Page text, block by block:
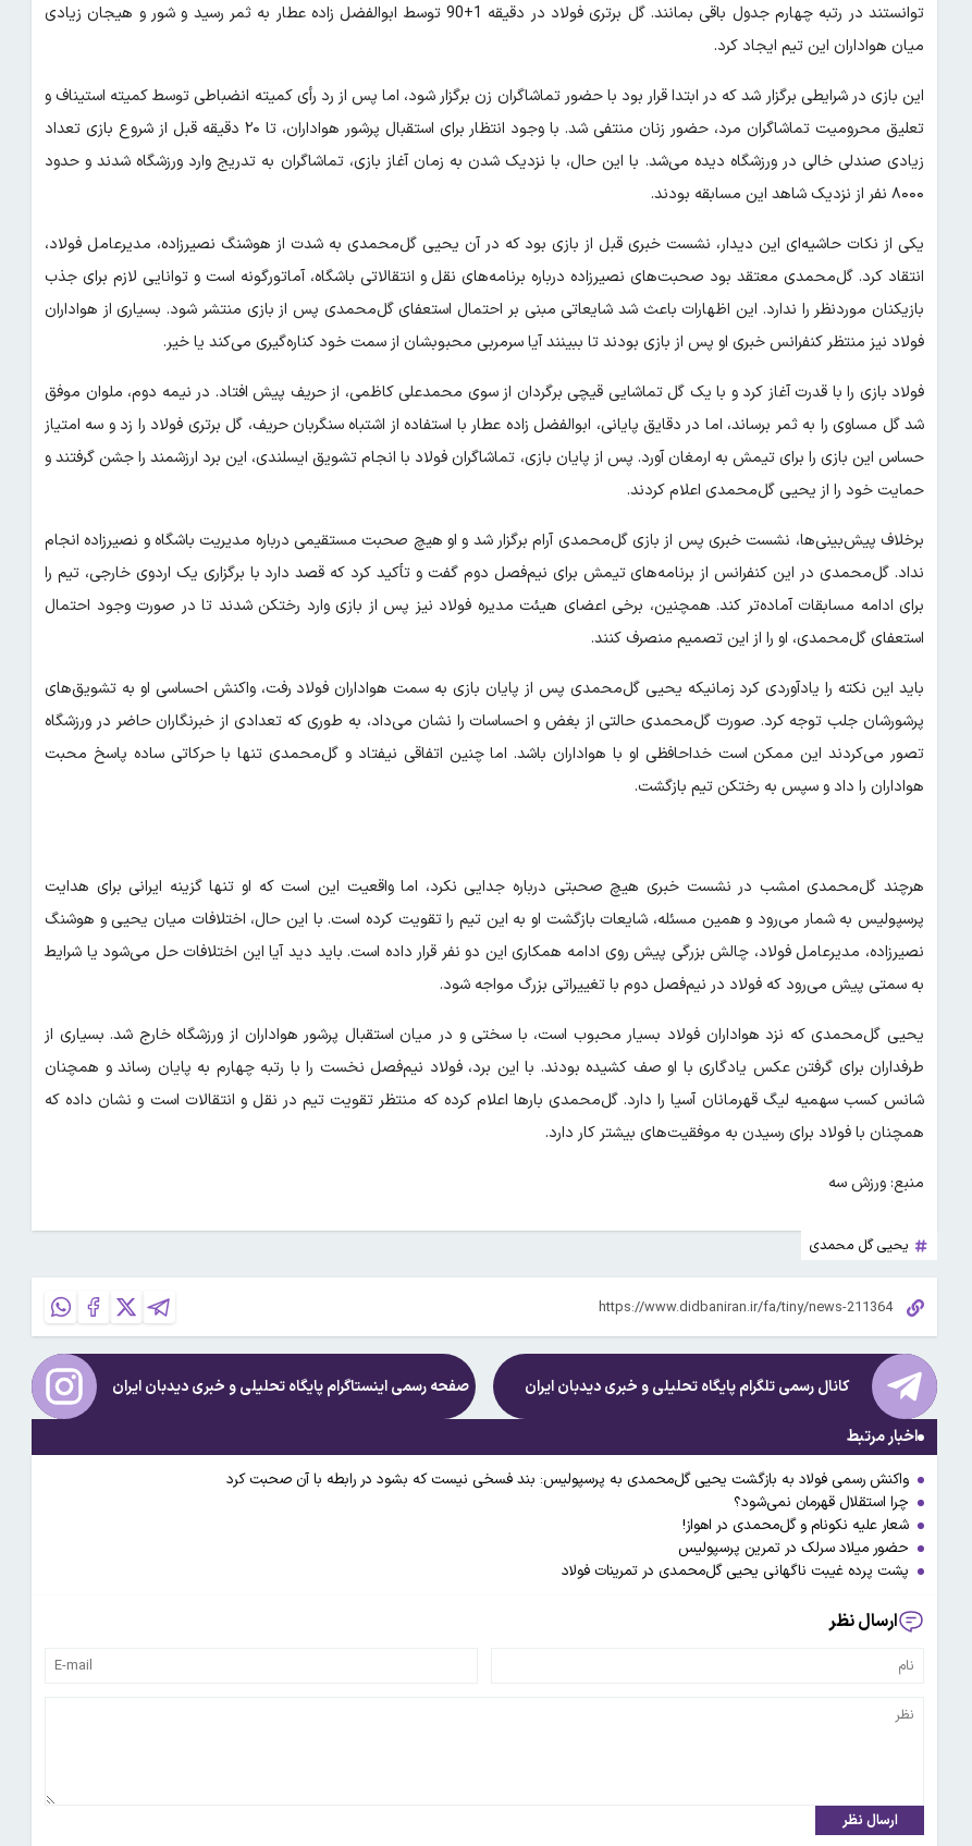
توانستند در رتبه چهارم جدول باقی بمانند. گل برتری فولاد در دقیقه 1+90 توسط ابوالفضل زاده عطار به ثمر رسید و شور و هیجان زیادی
میان هواداران این تیم ایجاد کرد.
این بازی در شرایطی برگزار شد که در ابتدا قرار بود با حضور تماشاگران زن برگزار شود، اما پس از رد رأی کمیته انضباطی توسط کمیته استیناف و
تعلیق محرومیت تماشاگران مرد، حضور زنان منتفی شد. با وجود انتظار برای استقبال پرشور هواداران، تا ۲۰ دقیقه قبل از شروع بازی تعداد
زیادی صندلی خالی در ورزشگاه دیده می‌شد. با این حال، با نزدیک شدن به زمان آغاز بازی، تماشاگران به تدریج وارد ورزشگاه شدند و حدود
۸۰۰۰ نفر از نزدیک شاهد این مسابقه بودند.
یکی از نکات حاشیه‌ای این دیدار، نشست خبری قبل از بازی بود که در آن یحیی گل‌محمدی به شدت از هوشنگ نصیرزاده، مدیرعامل فولاد،
انتقاد کرد. گل‌محمدی معتقد بود صحبت‌های نصیرزاده درباره برنامه‌های نقل و انتقالاتی باشگاه، آماتورگونه است و توانایی لازم برای جذب
بازیکنان موردنظر را ندارد. این اظهارات باعث شد شایعاتی مبنی بر احتمال استعفای گل‌محمدی پس از بازی منتشر شود. بسیاری از هواداران
فولاد نیز منتظر کنفرانس خبری او پس از بازی بودند تا ببینند آیا سرمربی محبوبشان از سمت خود کناره‌گیری می‌کند یا خیر.
فولاد بازی را با قدرت آغاز کرد و با یک گل تماشایی قیچی برگردان از سوی محمدعلی کاظمی، از حریف پیش افتاد. در نیمه دوم، ملوان موفق
شد گل مساوی را به ثمر برساند، اما در دقایق پایانی، ابوالفضل زاده عطار با استفاده از اشتباه سنگربان حریف، گل برتری فولاد را زد و سه امتیاز
حساس این بازی را برای تیمش به ارمغان آورد. پس از پایان بازی، تماشاگران فولاد با انجام تشویق ایسلندی، این برد ارزشمند را جشن گرفتند و
حمایت خود را از یحیی گل‌محمدی اعلام کردند.
برخلاف پیش‌بینی‌ها، نشست خبری پس از بازی گل‌محمدی آرام برگزار شد و او هیچ صحبت مستقیمی درباره مدیریت باشگاه و نصیرزاده انجام
نداد. گل‌محمدی در این کنفرانس از برنامه‌های تیمش برای نیم‌فصل دوم گفت و تأکید کرد که قصد دارد با برگزاری یک اردوی خارجی، تیم را
برای ادامه مسابقات آماده‌تر کند. همچنین، برخی اعضای هیئت مدیره فولاد نیز پس از بازی وارد رختکن شدند تا در صورت وجود احتمال
استعفای گل‌محمدی، او را از این تصمیم منصرف کنند.
باید‌ این نکته را یادآوردی کرد زمانیکه یحیی گل‌محمدی پس از پایان بازی به سمت هواداران فولاد رفت، واکنش احساسی او به تشویق‌های
پرشورشان جلب توجه کرد. صورت گل‌محمدی حالتی از بغض و احساسات را نشان می‌داد، به طوری که تعدادی از خبرنگاران حاضر در ورزشگاه
تصور می‌کردند این ممکن است خداحافظی او با هواداران باشد. اما چنین اتفاقی نیفتاد و گل‌محمدی تنها با حرکاتی ساده پاسخ محبت
هواداران را داد و سپس به رختکن تیم بازگشت.
هرچند گل‌محمدی امشب در نشست خبری هیچ صحبتی درباره جدایی نکرد، اما واقعیت این است که او تنها گزینه ایرانی برای هدایت
پرسپولیس به شمار می‌رود و همین مسئله، شایعات بازگشت او به این تیم را تقویت کرده است. با این حال، اختلافات میان یحیی و هوشنگ
نصیرزاده، مدیرعامل فولاد، چالش بزرگی پیش روی ادامه همکاری این دو نفر قرار داده است. باید دید آیا این اختلافات حل می‌شود یا شرایط
به سمتی پیش می‌رود که فولاد در نیم‌فصل دوم با تغییراتی بزرگ مواجه شود.
یحیی گل‌محمدی که نزد هواداران فولاد بسیار محبوب است، با سختی و در میان استقبال پرشور هواداران از ورزشگاه خارج شد. بسیاری از
طرفداران برای گرفتن عکس یادگاری با او صف کشیده بودند. با این برد، فولاد نیم‌فصل نخست را با رتبه چهارم به پایان رساند و همچنان
شانس کسب سهمیه لیگ قهرمانان آسیا را دارد. گل‌محمدی بارها اعلام کرده که منتظر تقویت تیم در نقل و انتقالات است و نشان داده که
همچنان با فولاد برای رسیدن به موفقیت‌های بیشتر کار دارد.
منبع: ورزش سه
یحیی گل محمدی
کانال رسمی تلگرام پایگاه تحلیلی و خبریدیدبان ایران صفحه رسمی اینستاگرام پایگاه تحلیلی و خبریدیدبان ایران
اخبار مرتبط
واکنش رسمی فولاد به بازگشت یحیی گل‌محمدی به پرسپولیس: بند فسخی نیست که بشود در رابطه با آن صحبت کرد
چرا استقلال قهرمان نمی‌شود؟
شعار علیه نکونام و گل‌محمدی در اهواز!
حضور میلاد سرلک در تمرین پرسپولیس
پشت پرده غیبت ناگهانی یحیی گل‌محمدی در تمرینات فولاد
ارسال نظر
ارسال نظر